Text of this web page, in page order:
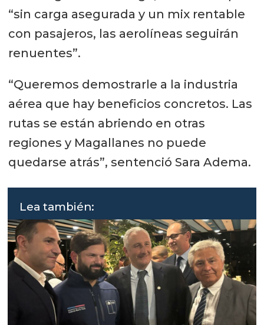
“sin carga asegurada y un mix rentable
con pasajeros, las aerolíneas seguirán
renuentes”.
“Queremos demostrarle a la industria
aérea que hay beneficios concretos. Las
rutas se están abriendo en otras
regiones y Magallanes no puede
quedarse atrás”, sentenció Sara Adema.
Lea también: